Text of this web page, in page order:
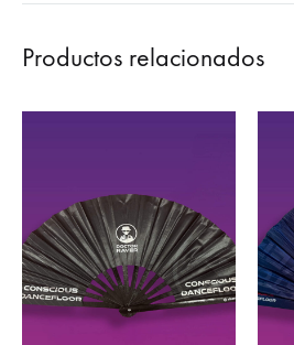
Productos relacionados